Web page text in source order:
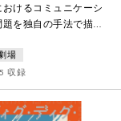
けるコミュニケーシ
題を独自の手法で描き
女から電車や犬に至る
みに踊り演じ分ける
尾亘の身体がコラボ
内外を旅して再演を続
場
収録